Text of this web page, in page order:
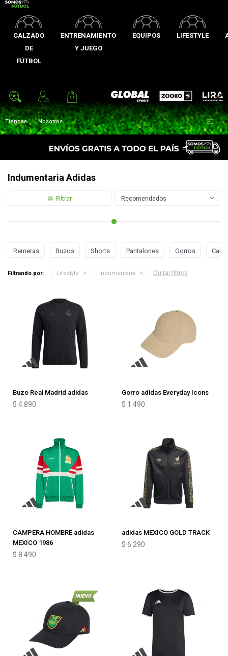
CALZADO
DE
FÚTBOL
ENTRENAMIENTO
Y JUEGO
EQUIPOS LIFESTYLE
Global Sports Zooko Lira
Tiendas Nosotros 
Indumentaria Adidas
Recomendados
Remeras Buzos Shorts Pantalones Gorros
Filtrando por: Lifestyle Indumentaria Quitar filtros
Buzo Real Madrid adidas
$ 4.890
Gorro adidas Everyday Icons
$ 1.490
CAMPERA HOMBRE adidas
MEXICO 1986
$ 8.490
adidas MEXICO GOLD TRACK
$ 6.290